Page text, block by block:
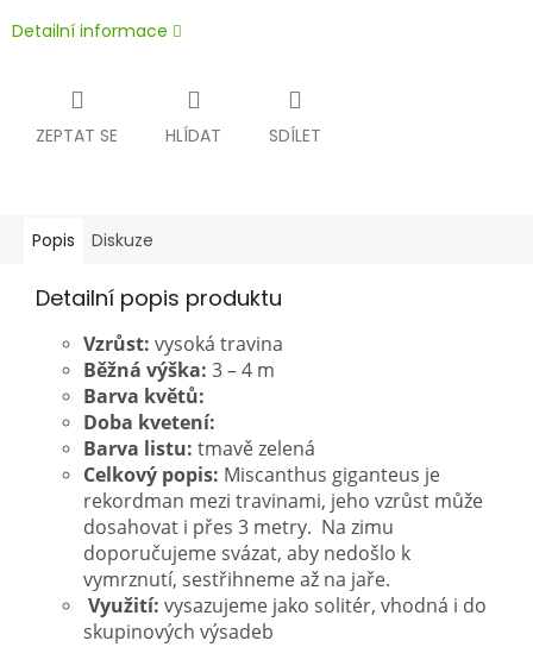
Detailní informace
ZEPTAT SE HLÍDAT SDÍLET
Popis Diskuze
Detailní popis produktu
Vzrůst: vysoká travina
Běžná výška: 3 – 4 m
Barva květů:
Doba kvetení:
Barva listu: tmavě zelená
Celkový popis: Miscanthus giganteus je
rekordman mezi travinami, jeho vzrůst může
dosahovat i přes 3 metry. Na zimu
doporučujeme svázat, aby nedošlo k
vymrznutí, sestřihneme až na jaře.
Využití: vysazujeme jako solitér, vhodná i do
skupinových výsadeb